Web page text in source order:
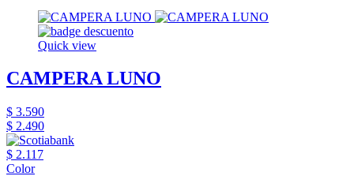
Quick view
CAMPERA LUNO
$ 3.590
$ 2.490
$ 2.117
Color